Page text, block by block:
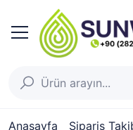
Anasayfa Sipariş